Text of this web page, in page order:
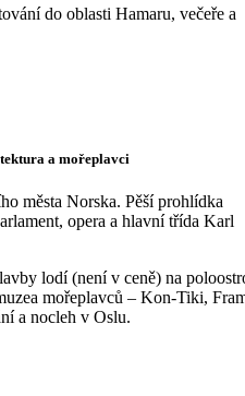
do oblasti Hamaru, večeře a
a mořeplavci
města Norska. Pěší prohlídka
opera a hlavní třída Karl
lodí (není v ceně) na
mořeplavců – Kon-Tiki,
a nocleh v Oslu.